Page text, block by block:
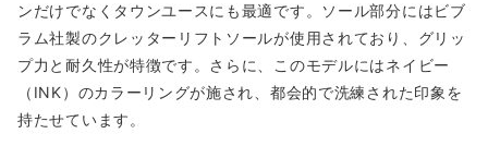
ンだけでなくタウンユースにも最適です。ソール部分にはビブ
ラム社製のクレッターリフトソールが使用されており、グリッ
プ力と耐久性が特徴です。さらに、このモデルにはネイビー
（INK）のカラーリングが施され、都会的で洗練された印象を
持たせています。